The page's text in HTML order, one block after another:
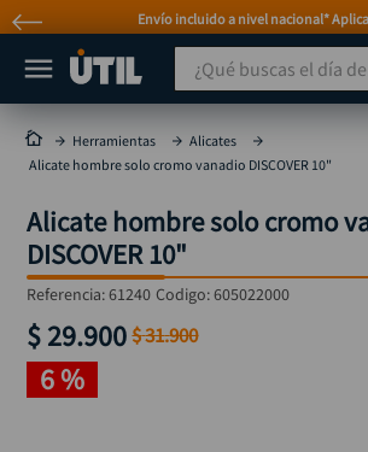
Envío incluido a nivel nacional*
¿Qué buscas el día de
Herramientas
Alicates
Alicate hombre solo cromo vanadio DISCOVER 10"
Alicate hombre solo cromo
DISCOVER 10"
Referencia:61240 Codigo:605022000
$29.900 $31.900
6 %
MÁS BUSCADOS
taladro
taladros pulidoras
compresor
llave
sierra circular
ruteadora